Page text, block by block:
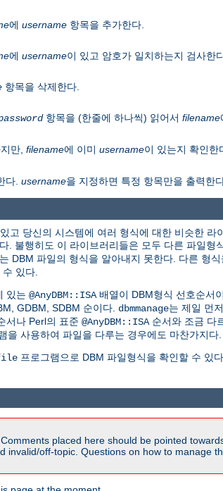
에 username 항목을 추가한다.
에 username이 있고 암호가 일치하는지 검사한
항목을 삭제한다.
항목을 (한줄에 하나씩) 읽어서 filename
만, filename에 이미 username이 있는지 확인한
다. username을 지정하면 특정 항목만을 출력한
고 당신의 시스템에 여러 형식에 대한 비슷한
. 불행히도 이 라이브러리들은 모두 다른 파일형
는 DBM 파일의 형식을 알아내지 못한다. 다른 형
있다.
있는 @AnyDBM::ISA 배열이 DBM형식 선호순서
GDBM, SDBM 순이다. dbmmanage는 제일 먼
서나 Perl의 표준 @AnyDBM::ISA 순서와 조금 다
을 사용하여 파일을 다루는 경우에도 마찬가지다.
프로그램으로 DBM 파일형식을 확인할 수 있다.
placed here should be pointed
invalid/off-topic. Questions on how to manage